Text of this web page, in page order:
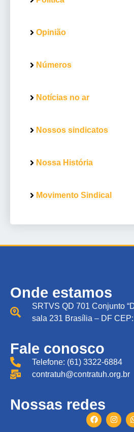
Opinião
Números
Notícias no ar
Nossos sindicatos
Nossa História
Movimento Sindical
Onde estamos
SRTVS QD 701 Conjunto
sala 231 Brasília – DF
Fale conosco
Telefone: (61) 3322-6884
contratuh@contratuh.org.br
Nossas redes